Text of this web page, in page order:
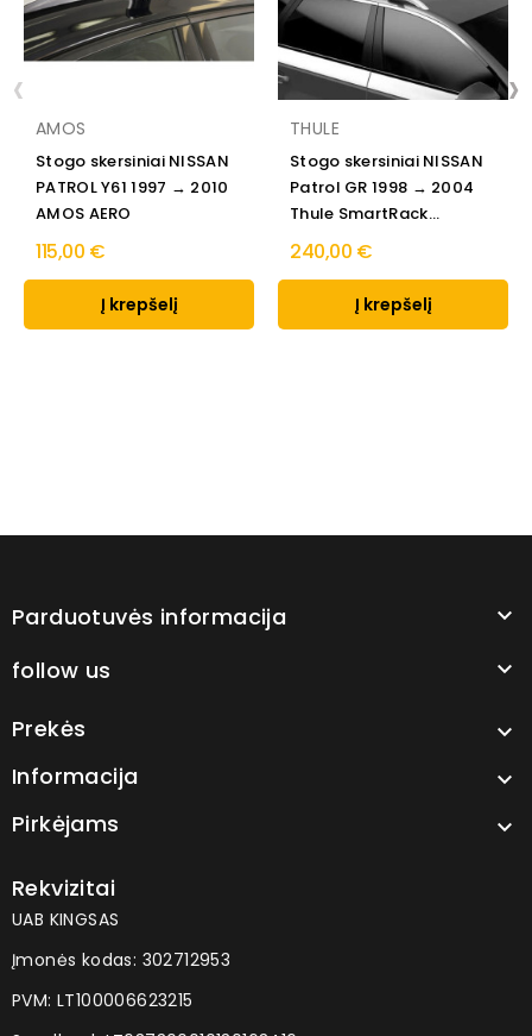
AMOS
Stogo skersiniai NISSAN
PATROL Y61 1997 → 2010
AMOS AERO
115,00 €
Į krepšelį
THULE
Stogo skersiniai NISSAN
Patrol GR 1998 → 2004
Thule SmartRack...
240,00 €
Į krepšelį
‹ ›
Parduotuvės informacija 
follow us 
Prekės 
Informacija 
Pirkėjams 
Rekvizitai
UAB KINGSAS
Įmonės kodas: 302712953
PVM: LT100006623215